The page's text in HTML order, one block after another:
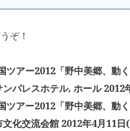
ぞ！
アー2012「野中美郷、動
パレスホテル, ホール 2012
アー2012「野中美郷、動
化交流会館 2012年4月11日